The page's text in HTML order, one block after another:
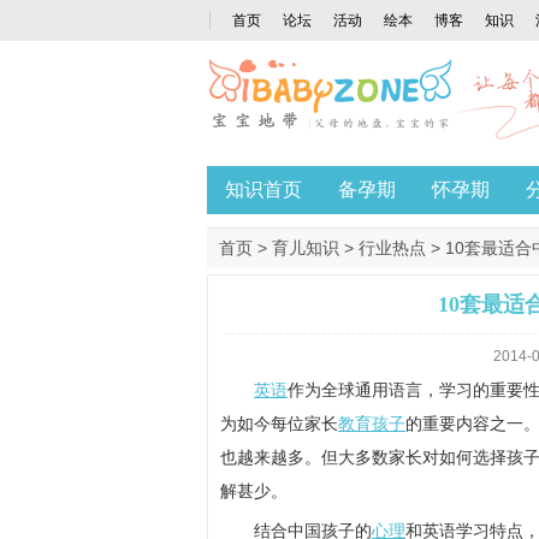
首页 论坛 活动 绘本 博客 知识
知识首页 备孕期 怀孕期
首页 > 育儿知识 > 行业热点 > 10套最适合
10套最适
2014-
英语作为全球通用语言，学习的重要
为如今每位家长教育孩子的重要内容之一
也越来越多。但大多数家长对如何选择孩
解甚少。
结合中国孩子的心理和英语学习特点